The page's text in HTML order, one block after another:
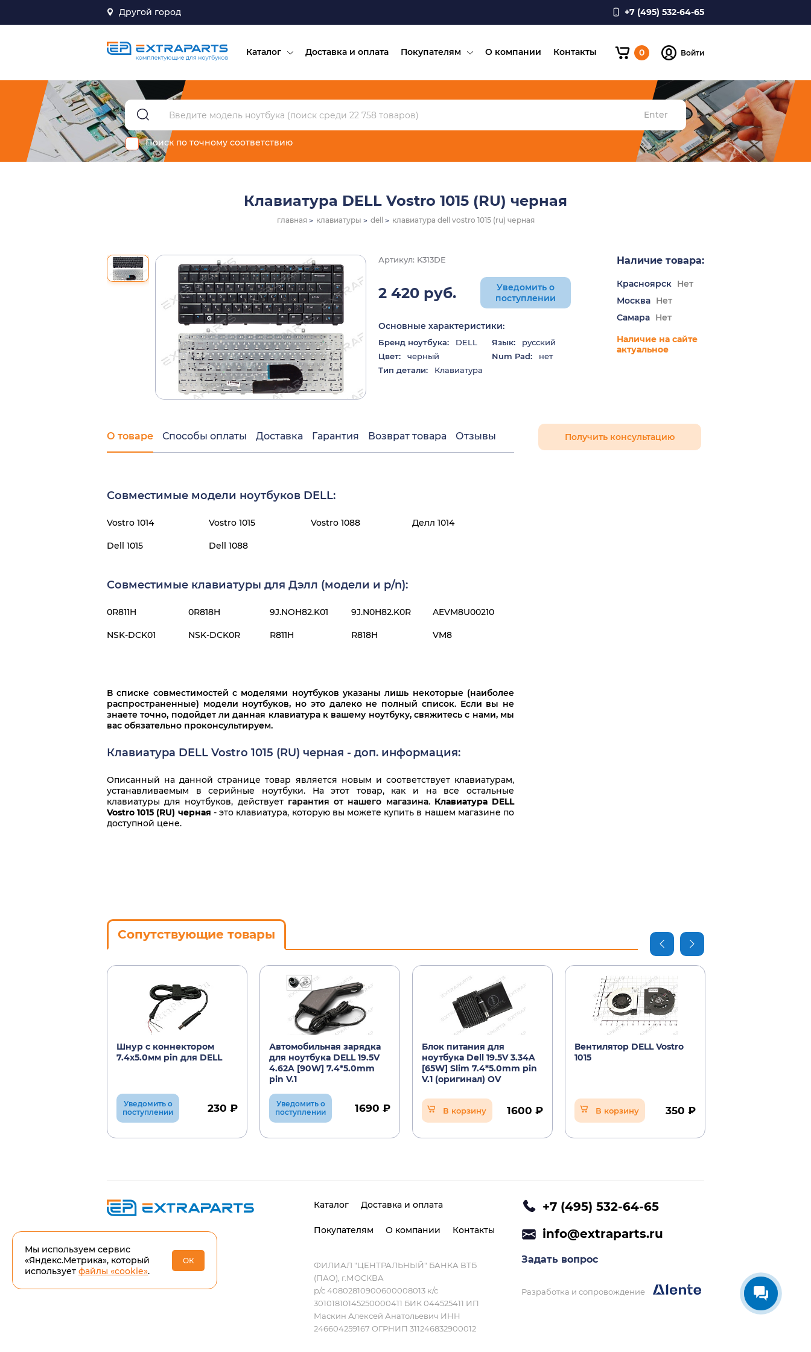
Другой город +7 (495) 532-64-65
Каталог Доставка и оплата Покупателям О компании Контакты 0 Войти
Enter
Поиск по точному соответствию
Клавиатура DELL Vostro 1015 (RU) черная
главная клавиатуры dell клавиатура dell vostro 1015 (ru) черная
Артикул: K313DE
2 420 руб.
Уведомить о
поступлении
Основные характеристики:
Бренд ноутбука: DELL Язык:
русский
Цвет:
черный Num Pad:
нет
Тип детали:
Клавиатура
Наличие товара:
Красноярск Нет
Москва Нет
Самара Нет
Наличие на сайте
актуальное
О товаре Способы оплаты Доставка Гарантия Возврат товара Отзывы
Совместимые модели ноутбуков DELL:
Vostro 1014 Vostro 1015 Vostro 1088 Делл 1014
Dell 1015 Dell 1088
Совместимые клавиатуры для Дэлл (модели и p/n):
0R811H 0R818H 9J.NOH82.K01 9J.N0H82.K0R AEVM8U00210
NSK-DCK01 NSK-DCK0R R811H R818H VM8
В списке совместимостей с моделями ноутбуков указаны лишь некоторые (наиболее
распространенные) модели ноутбуков, но это далеко не полный список. Если вы не
знаете точно, подойдет ли данная клавиатура к вашему ноутбуку, свяжитесь с нами, мы
вас обязательно проконсультируем.
Клавиатура DELL Vostro 1015 (RU) черная - доп. информация:
Описанный на данной странице товар является новым и соответствует клавиатурам,
устанавливаемым в серийные ноутбуки. На этот товар, как и на все остальные
клавиатуры для ноутбуков, действует гарантия от нашего магазина. Клавиатура DELL
Vostro 1015 (RU) черная - это клавиатура, которую вы можете купить в нашем магазине по
доступной цене.
Получить консультацию
Сопутствующие товары
Шнур с коннектором
7.4х5.0мм pin для DELL
Уведомить о
поступлении
230 ₽
Автомобильная зарядка
для ноутбука DELL 19.5V
4.62A [90W] 7.4*5.0mm
pin V.1
Уведомить о
поступлении
1690 ₽
Блок питания для
ноутбука Dell 19.5V 3.34A
[65W] Slim 7.4*5.0mm pin
V.1 (оригинал) OV
В корзину 1600 ₽
Вентилятор DELL Vostro
1015
В корзину 350 ₽
Каталог Доставка и оплата
Покупателям О компании Контакты
ФИЛИАЛ "ЦЕНТРАЛЬНЫЙ" БАНКА ВТБ
(ПАО), г.МОСКВА
р/с 40802810900600008013 к/с
30101810145250000411 БИК 044525411 ИП
Маскин Алексей Анатольевич ИНН
246604259167 ОГРНИП 311246832900012
+7 (495) 532-64-65
info@extraparts.ru
Задать вопрос
Разработка и сопровождение
Мы используем сервис
«Яндекс.Метрика», который
использует файлы «cookie».
ОК